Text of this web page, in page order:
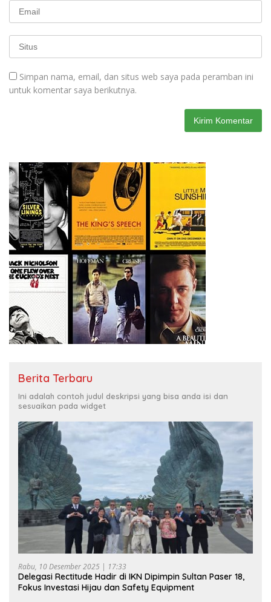
Simpan nama, email, dan situs web saya pada peramban ini
untuk komentar saya berikutnya.
Berita Terbaru
Ini adalah contoh judul deskripsi yang bisa anda isi dan
sesuaikan pada widget
Rabu, 10 Desember 2025 | 17:33
Delegasi Rectitude Hadir di IKN Dipimpin Sultan Paser 18,
Fokus Investasi Hijau dan Safety Equipment